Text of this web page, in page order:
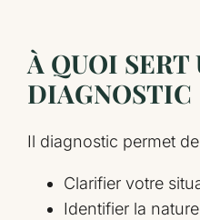
À QUOI SERT
DIAGNOSTIC
Il diagnostic permet
Clarifier votre
Identifier la